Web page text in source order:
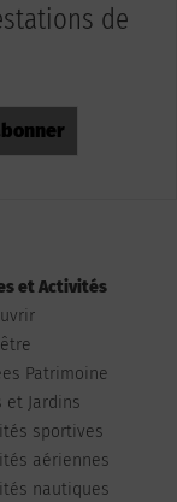
de
et Activités
Patrimoine
et Jardins
sportives
aériennes
nautiques